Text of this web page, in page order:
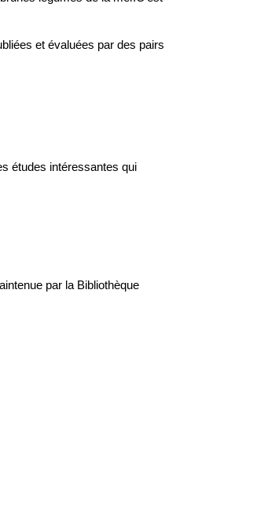
et évaluées par des pairs
études intéressantes qui
par la Bibliothèque